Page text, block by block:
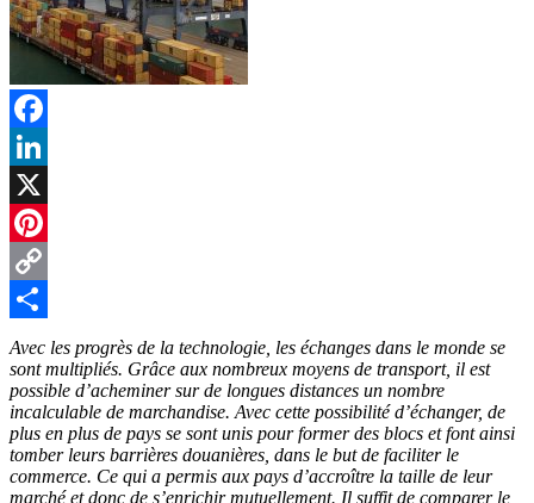
Facebook
LinkedIn
X
Pinterest
Copy
Link
Partager
Avec les progrès de la technologie, les échanges dans le monde se
sont multipliés. Grâce aux nombreux moyens de transport, il est
possible d’acheminer sur de longues distances un nombre
incalculable de marchandise. Avec cette possibilité d’échanger, de
plus en plus de pays se sont unis pour former des blocs et font ainsi
tomber leurs barrières douanières, dans le but de faciliter le
commerce. Ce qui a permis aux pays d’accroître la taille de leur
marché et donc de s’enrichir mutuellement. Il suffit de comparer le